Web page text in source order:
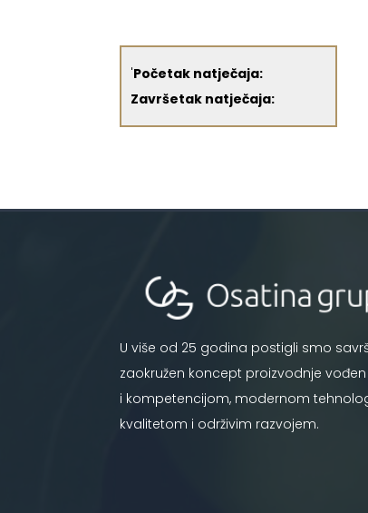
'Početak natječaja:
Završetak natječaja:
U više od 25 godina postigli smo
zaokružen koncept proizvodnje
i kompetencijom, modernom
kvalitetom i održivim razvojem.